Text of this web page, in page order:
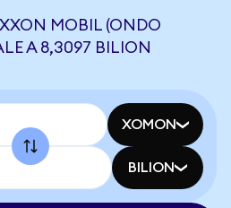
MOBIL (ONDO
A 8,3097 BILION
XOMON
BILION